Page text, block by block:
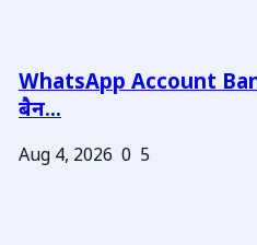
WhatsApp Account
बैन...
Aug 4, 2026 0 5